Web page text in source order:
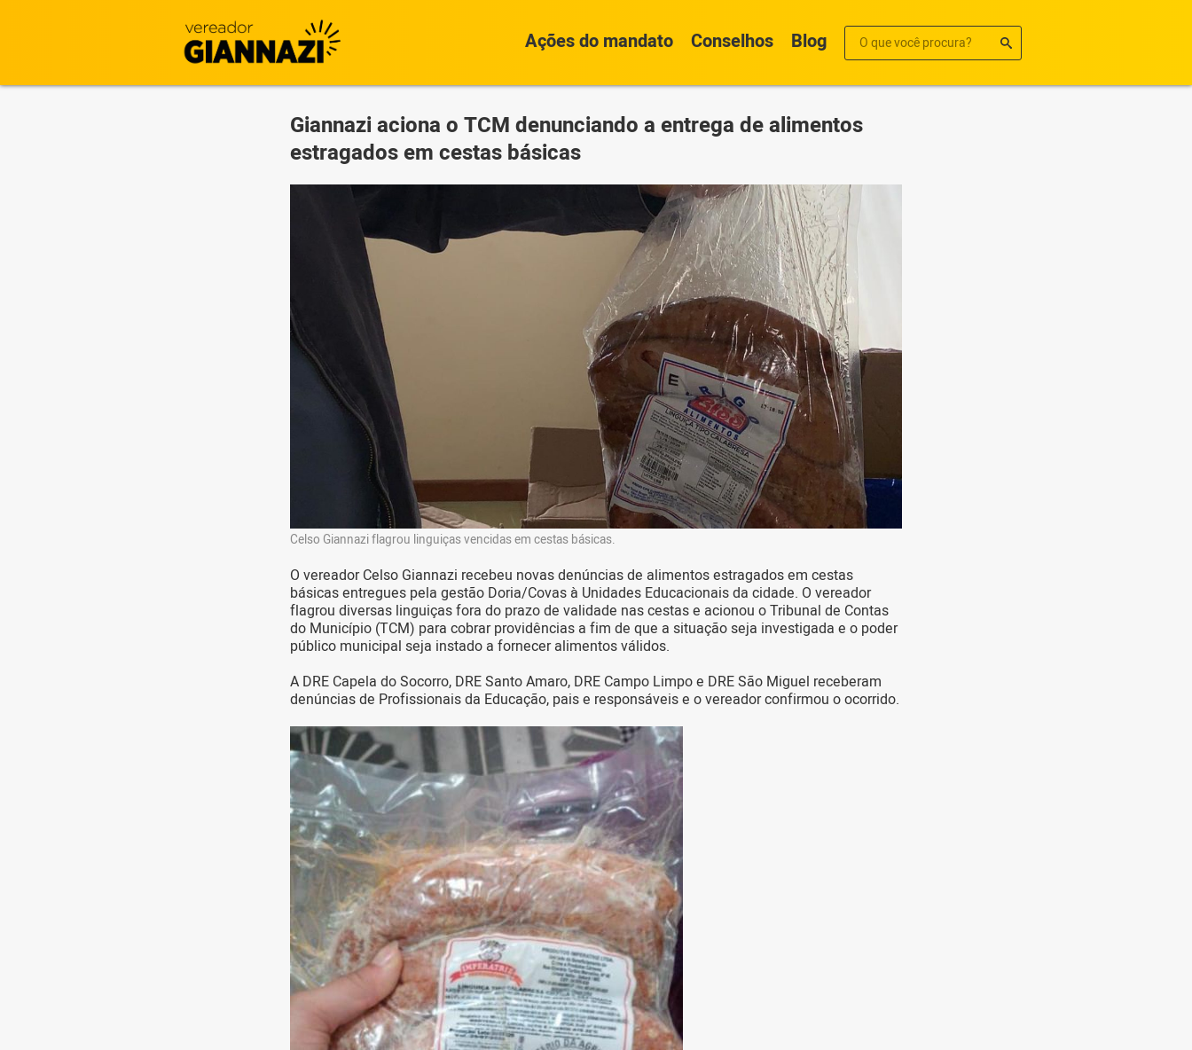
Ações do mandato Conselhos Blog
Giannazi aciona o TCM denunciando a entrega de alimentos
estragados em cestas básicas
Celso Giannazi flagrou linguiças vencidas em cestas básicas.
O vereador Celso Giannazi recebeu novas denúncias de alimentos estragados em cestas
básicas entregues pela gestão Doria/Covas à Unidades Educacionais da cidade. O vereador
flagrou diversas linguiças fora do prazo de validade nas cestas e acionou o Tribunal de Contas
do Município (TCM) para cobrar providências a fim de que a situação seja investigada e o poder
público municipal seja instado a fornecer alimentos válidos.
A DRE Capela do Socorro, DRE Santo Amaro, DRE Campo Limpo e DRE São Miguel receberam
denúncias de Profissionais da Educação, pais e responsáveis e o vereador confirmou o ocorrido.